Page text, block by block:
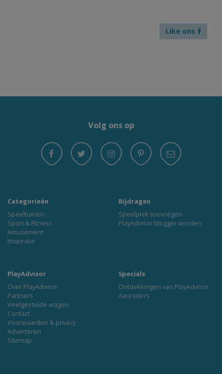
Like ons
Volg ons op
Categorieën
Speeltuinen
Sport & Fitness
Amusement
Inspiratie
Bijdragen
Speelplek toevoegen
PlayAdvisor blogger worden
PlayAdvisor
Over PlayAdvisor
Partners
Veelgestelde vragen
Contact
Voorwaarden & privacy
Adverteren
Sitemap
Specials
Ontdekkingen van PlayAdvisor
Aanraders